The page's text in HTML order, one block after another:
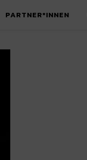
PARTNER*INNEN